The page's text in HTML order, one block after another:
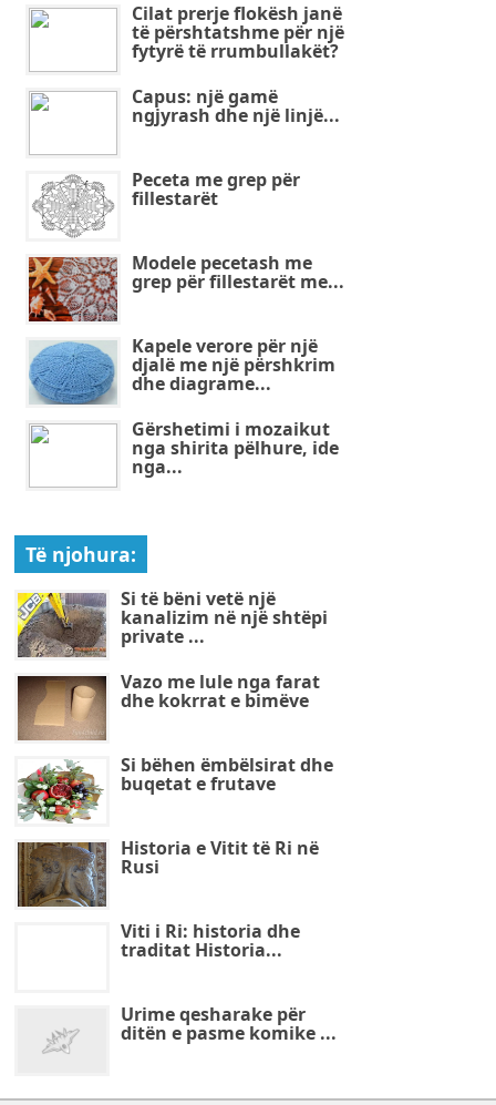
Cilat prerje flokësh janë
të përshtatshme për një
fytyrë të rrumbullakët?
Capus: një gamë
ngjyrash dhe një linjë...
Peceta me grep për
fillestarët
Modele pecetash me
grep për fillestarët me...
Kapele verore për një
djalë me një përshkrim
dhe diagrame...
Gërshetimi i mozaikut
nga shirita pëlhure, ide
nga...
Të njohura:
Si të bëni vetë një
kanalizim në një shtëpi
private ...
Vazo me lule nga farat
dhe kokrrat e bimëve
Si bëhen ëmbëlsirat dhe
buqetat e frutave
Historia e Vitit të Ri në
Rusi
Viti i Ri: historia dhe
traditat Historia...
Urime qesharake për
ditën e pasme komike ...